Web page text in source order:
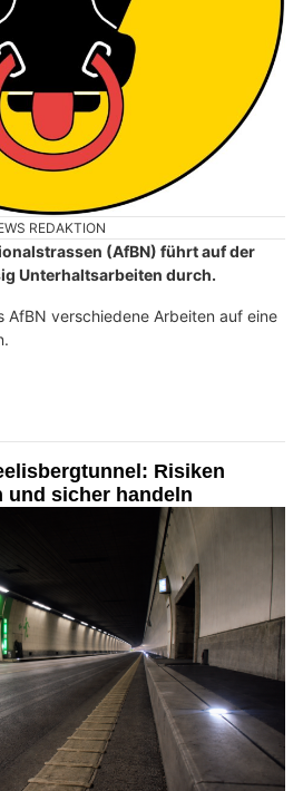
REDAKTION
(AfBN) führt auf der
Unterhaltsarbeiten durch.
AfBN verschiedene Arbeiten auf eine
Risiken
und sicher handeln